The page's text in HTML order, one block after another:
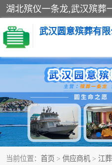
武汉圆意殡葬有限
当前位置： 首页 > 供应商机 > 江
殡葬一条龙服务
武汉锦辉天堂文化园
长乐园陵园
武汉市阳逻九龙宫陵园